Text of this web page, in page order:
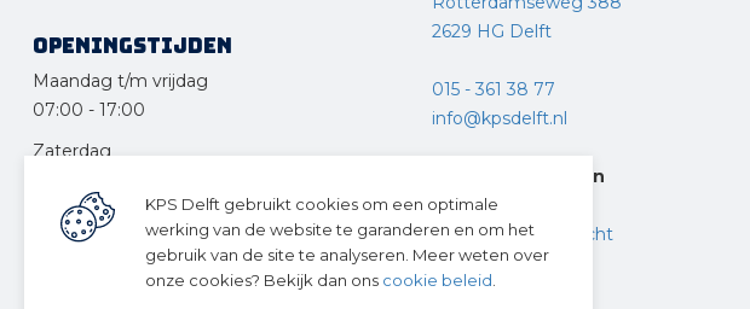
Openingstijden
Maandag t/m vrijdag
07:00 - 17:00
Zaterdag
Zondag en feestdagen
gesloten
2629 HG Delft
015 - 361 38 77
info@kpsdelft.nl
KPS Drechtsteden
Ketelweg 10
3356 LE Papendrecht
078 – 615 12 36
KPS Delft gebruikt cookies om een optimale
werking van de website te garanderen en om het
gebruik van de site te analyseren. Meer weten over
onze cookies? Bekijk dan ons cookie beleid